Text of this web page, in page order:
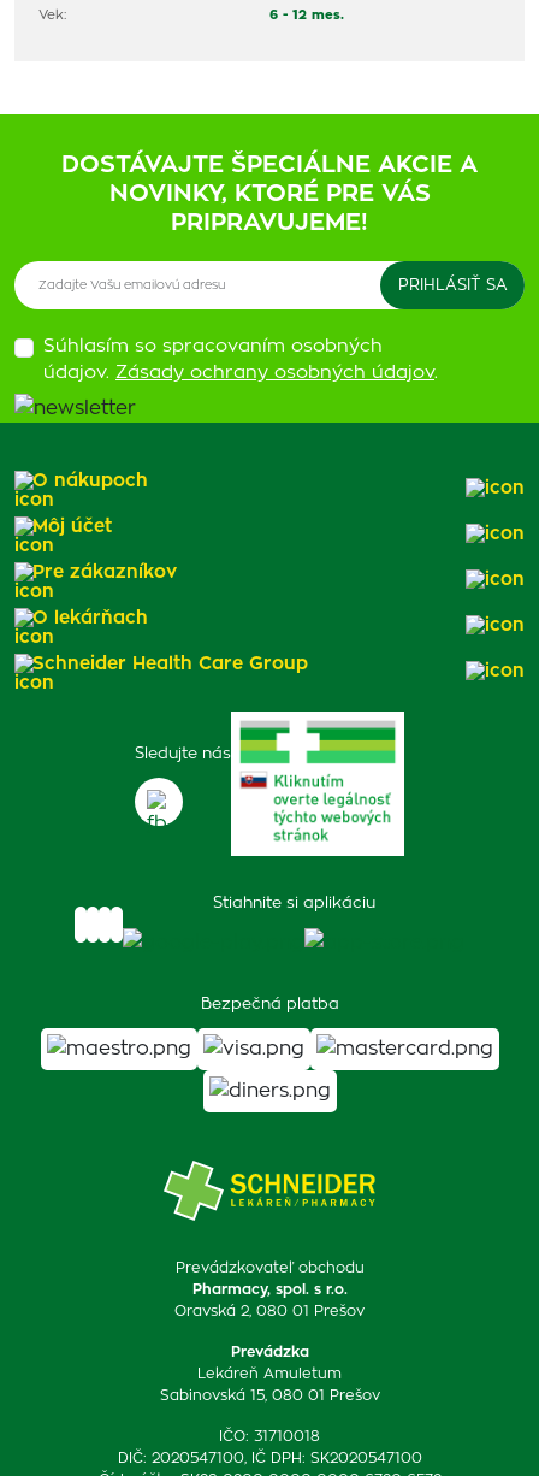
Vek: 6 - 12 mes.
DOSTÁVAJTE ŠPECIÁLNE AKCIE A
NOVINKY, KTORÉ PRE VÁS
PRIPRAVUJEME!
Súhlasím so spracovaním osobných
údajov. Zásady ochrany osobných údajov.
Prevádzkovateľ obchodu
Pharmacy, spol. s r.o.
Oravská 2, 080 01 Prešov
Prevádzka
Lekáreň Amuletum
Sabinovská 15, 080 01 Prešov
IČO: 31710018
DIČ: 2020547100, IČ DPH: SK2020547100
Sledujte nás
Stiahnite si aplikáciu
Bezpečná platba
O nákupoch
Môj účet
Pre zákazníkov
O lekárňach
Schneider Health Care Group